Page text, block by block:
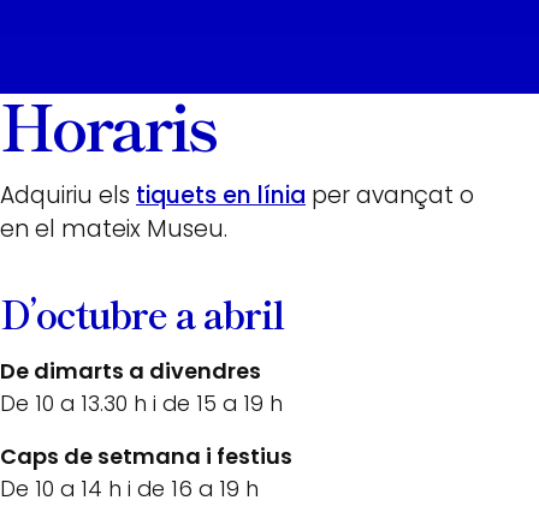
Horaris
Adquiriu els tiquets en línia per avançat o
en el mateix Museu.
D’octubre a abril
De dimarts a divendres
De 10 a 13.30 h i de 15 a 19 h
Caps de setmana i festius
De 10 a 14 h i de 16 a 19 h